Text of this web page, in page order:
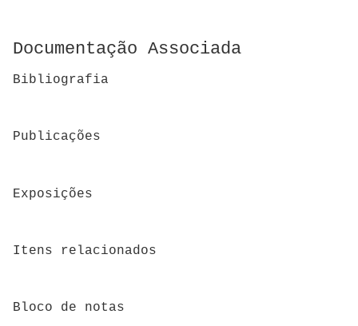
Documentação Associada
Bibliografia
Publicações
Exposições
Itens relacionados
Bloco de notas